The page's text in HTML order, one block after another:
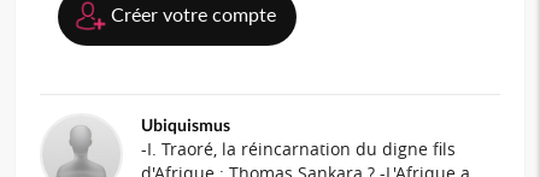
Créer votre compte
Ubiquismus
-I. Traoré, la réincarnation du digne fils